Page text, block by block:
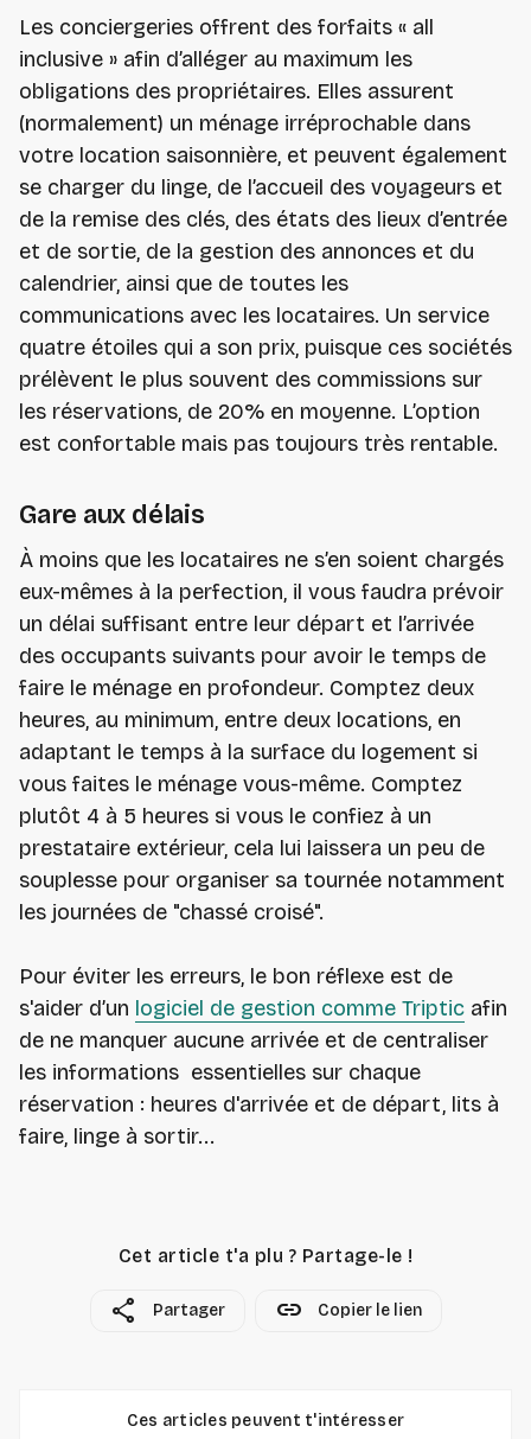
Les conciergeries offrent des forfaits « all
inclusive » afin d’alléger au maximum les
obligations des propriétaires. Elles assurent
(normalement) un ménage irréprochable dans
votre location saisonnière, et peuvent également
se charger du linge, de l’accueil des voyageurs et
de la remise des clés, des états des lieux d’entrée
et de sortie, de la gestion des annonces et du
calendrier, ainsi que de toutes les
communications avec les locataires. Un service
quatre étoiles qui a son prix, puisque ces sociétés
prélèvent le plus souvent des commissions sur
les réservations, de 20% en moyenne. L’option
est confortable mais pas toujours très rentable.
Gare aux délais
À moins que les locataires ne s’en soient chargés
eux-mêmes à la perfection, il vous faudra prévoir
un délai suffisant entre leur départ et l’arrivée
des occupants suivants pour avoir le temps de
faire le ménage en profondeur. Comptez deux
heures, au minimum, entre deux locations, en
adaptant le temps à la surface du logement si
vous faites le ménage vous-même. Comptez
plutôt 4 à 5 heures si vous le confiez à un
prestataire extérieur, cela lui laissera un peu de
souplesse pour organiser sa tournée notamment
les journées de "chassé croisé".
Pour éviter les erreurs, le bon réflexe est de
s'aider d’un logiciel de gestion comme Triptic afin
de ne manquer aucune arrivée et de centraliser
les informations essentielles sur chaque
réservation : heures d'arrivée et de départ, lits à
faire, linge à sortir...
Cet article t'a plu ? Partage-le !
share Partager link Copier le lien
Ces articles peuvent t'intéresser